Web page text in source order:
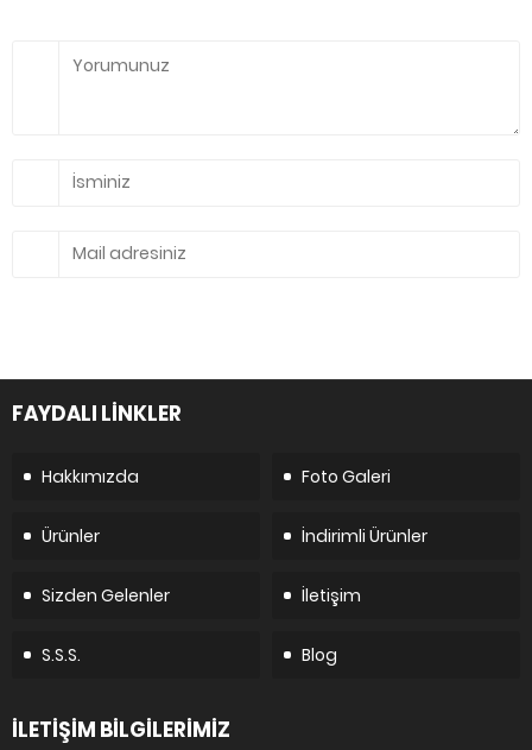
FAYDALI LİNKLER
Hakkımızda Foto Galeri
Ürünler İndirimli Ürünler
Sizden Gelenler İletişim
S.S.S. Blog
İLETİŞİM BİLGİLERİMİZ